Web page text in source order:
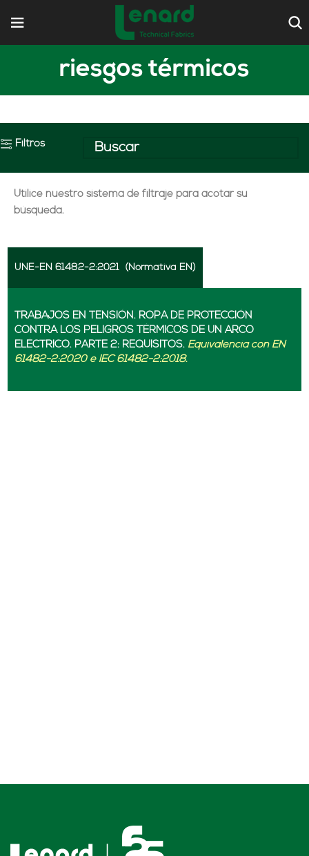
riesgos térmicos
Filtros
Utilice nuestro sistema de filtraje para acotar su
búsqueda.
UNE-EN 61482-2:2021 (Normativa EN)
TRABAJOS EN TENSIÓN. ROPA DE PROTECCIÓN
CONTRA LOS PELIGROS TÉRMICOS DE UN ARCO
ELÉCTRICO. PARTE 2: REQUISITOS. Equivalencia con EN
61482-2:2020 e IEC 61482-2:2018.